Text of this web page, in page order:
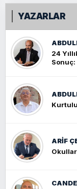
YAZARLAR
24
ARIF